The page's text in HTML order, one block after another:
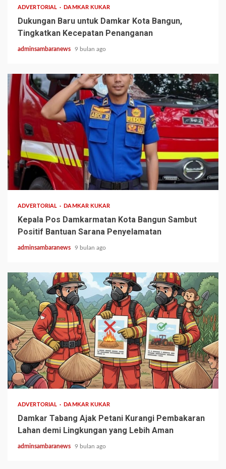
ADVERTORIAL DAMKAR KUKAR
Dukungan Baru untuk Damkar Kota Bangun,
Tingkatkan Kecepatan Penanganan
adminsambaranews 9 bulan ago
1 min read
ADVERTORIAL DAMKAR KUKAR
Kepala Pos Damkarmatan Kota Bangun Sambut
Positif Bantuan Sarana Penyelamatan
adminsambaranews 9 bulan ago
1 min read
ADVERTORIAL DAMKAR KUKAR
Damkar Tabang Ajak Petani Kurangi Pembakaran
Lahan demi Lingkungan yang Lebih Aman
adminsambaranews 9 bulan ago